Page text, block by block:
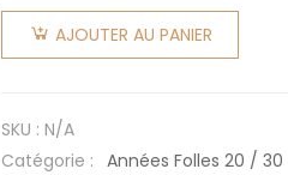
de Année
folle Rose
AJOUTER AU PANIER
SKU : N/A
Catégorie : Années Folles 20 / 30